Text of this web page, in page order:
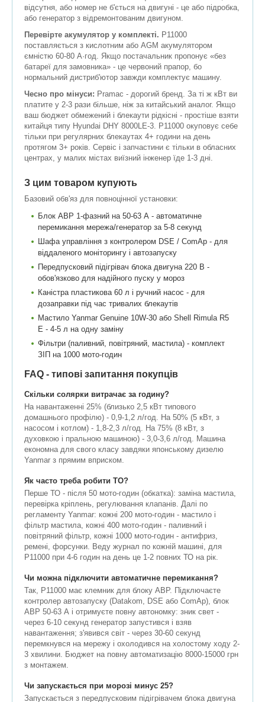
відсутня, або номер не б'ється на двигуні - це або підробка,
або генератор з відремонтованим двигуном.
Перевірте акумулятор у комплекті. P11000
поставляється з кислотним або AGM акумулятором
ємністю 60-80 А·год. Якщо постачальник пропонує «без
батареї для замовника» - це червоний прапор, бо
нормальний дистриб'ютор завжди комплектує машину.
Чесно про мінуси: Pramac - дорогий бренд. За ті ж кВт ви
платите у 2-3 рази більше, ніж за китайський аналог. Якщо
ваш бюджет обмежений і блекаути рідкісні - простіше взяти
китайця типу Hyundai DHY 8000LE-3. P11000 окуповує себе
тільки при регулярних блекаутах 4+ години на день
протягом 3+ років. Сервіс і запчастини є тільки в обласних
центрах, у малих містах виїзний інженер їде 1-3 дні.
З цим товаром купують
Базовий обв'яз для повноцінної установки:
Блок АВР 1-фазний на 50-63 А - автоматичне
перемикання мережа/генератор за 5-8 секунд
Шафа управління з контролером DSE / ComAp - для
віддаленого моніторингу і автозапуску
Передпусковий підігрівач блока двигуна 220 В -
обов'язково для надійного пуску у мороз
Каністра пластикова 60 л і ручний насос - для
дозаправки під час тривалих блекаутів
Мастило Yanmar Genuine 10W-30 або Shell Rimula R5
E - 4-5 л на одну заміну
Фільтри (паливний, повітряний, мастила) - комплект
ЗІП на 1000 мото-годин
FAQ - типові запитання покупців
Скільки солярки витрачає за годину?
На навантаженні 25% (близько 2,5 кВт типового
домашнього профілю) - 0,9-1,2 л/год. На 50% (5 кВт, з
насосом і котлом) - 1,8-2,3 л/год. На 75% (8 кВт, з
духовкою і пральною машиною) - 3,0-3,6 л/год. Машина
економна для свого класу завдяки японському дизелю
Yanmar з прямим вприском.
Як часто треба робити ТО?
Перше ТО - після 50 мото-годин (обкатка): заміна мастила,
перевірка кріплень, регулювання клапанів. Далі по
регламенту Yanmar: кожні 200 мото-годин - мастило і
фільтр мастила, кожні 400 мото-годин - паливний і
повітряний фільтр, кожні 1000 мото-годин - антифриз,
ремені, форсунки. Веду журнал по кожній машині, для
P11000 при 4-6 годин на день це 1-2 повних ТО на рік.
Чи можна підключити автоматичне перемикання?
Так, P11000 має клемник для блоку АВР. Підключаєте
контролер автозапуску (Datakom, DSE або ComAp), блок
АВР 50-63 А і отримуєте повну автономку: зник свет -
через 6-10 секунд генератор запустився і взяв
навантаження; з'явився світ - через 30-60 секунд
перемкнувся на мережу і охолодився на холостому ходу 2-
3 хвилини. Бюджет на повну автоматизацію 8000-15000 грн
з монтажем.
Чи запускається при морозі минус 25?
Запускається з передпусковим підігрівачем блока двигуна